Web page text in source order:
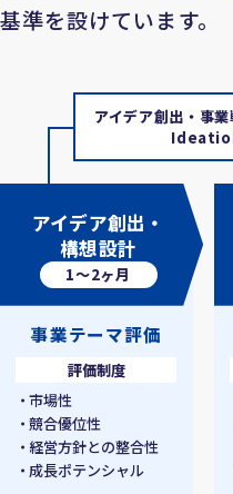
基準を設けています。
アイデア創出・事
アイデア創出・
構想設計
1〜2ヶ月
事業テーマ評価
評価制度
市場性
競合優位性
経営方針との整合性
成長ポテンシャル